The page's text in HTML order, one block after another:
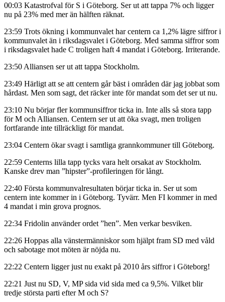
00:03 Katastrofval för S i Göteborg. Ser ut att tappa 7% och ligger
nu på 23% med mer än hälften räknat.
23:59 Trots ökning i kommunvalet har centern ca 1,2% lägre siffror i
kommunvalet än i riksdagsvalet i Göteborg. Med samma siffror som
i riksdagsvalet hade C troligen haft 4 mandat i Göteborg. Irriterande.
23:50 Alliansen ser ut att tappa Stockholm.
23:49 Härligt att se att centern går bäst i områden där jag jobbat som
hårdast. Men som sagt, det räcker inte för mandat som det ser ut nu.
23:10 Nu börjar fler kommunsiffror ticka in. Inte alls så stora tapp
för M och Alliansen. Centern ser ut att öka svagt, men troligen
fortfarande inte tillräckligt för mandat.
23:04 Centern ökar svagt i samtliga grannkommuner till Göteborg.
22:59 Centerns lilla tapp tycks vara helt orsakat av Stockholm.
Kanske drev man ”hipster”-profileringen för långt.
22:40 Första kommunvalresultaten börjar ticka in. Ser ut som
centern inte kommer in i Göteborg. Tyvärr. Men FI kommer in med
4 mandat i min grova prognos.
22:34 Fridolin använder ordet ”hen”. Men verkar besviken.
22:26 Hoppas alla vänstermänniskor som hjälpt fram SD med våld
och sabotage mot möten är nöjda nu.
22:22 Centern ligger just nu exakt på 2010 års siffror i Göteborg!
22:21 Just nu SD, V, MP sida vid sida med ca 9,5%. Vilket blir
tredje största parti efter M och S?